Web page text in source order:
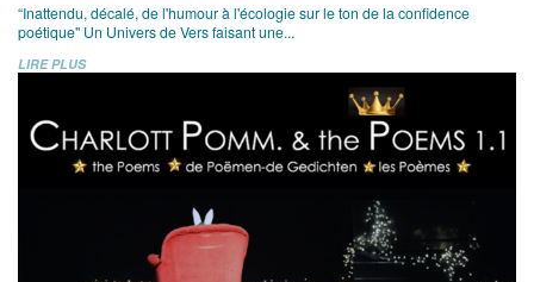
“Inattendu, décalé, de l'humour à l'écologie sur le ton de la confidence
poétique" Un Univers de Vers faisant une...
LIRE PLUS